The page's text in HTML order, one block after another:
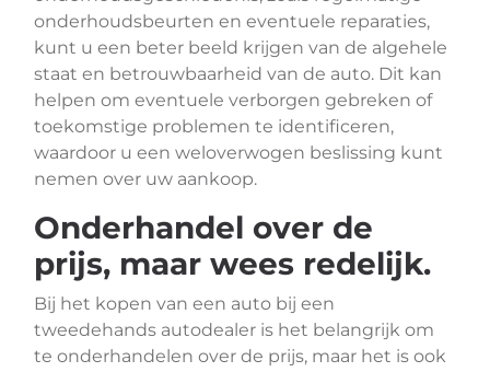
onderhoudsbeurten en eventuele reparaties,
kunt u een beter beeld krijgen van de algehele
staat en betrouwbaarheid van de auto. Dit kan
helpen om eventuele verborgen gebreken of
toekomstige problemen te identificeren,
waardoor u een weloverwogen beslissing kunt
nemen over uw aankoop.
Onderhandel over de
prijs, maar wees redelijk.
Bij het kopen van een auto bij een
tweedehands autodealer is het belangrijk om
te onderhandelen over de prijs, maar het is ook